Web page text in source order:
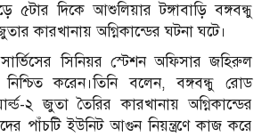
৫টার দিকে আশুলিয়ার টঙ্গাবাড়ি বঙ্গবন্ধু
কারখানায় অগ্নিকান্ডের ঘটনা ঘটে।
সিনিয়র স্টেশন অফিসার জহিরুল
করেন।তিনি বলেন, বঙ্গবন্ধু রোড
২ জুতা তৈরির কারখানায় অগ্নিকান্ডের
পাঁচটি ইউনিট আগুন নিয়ন্ত্রণে কাজ করে